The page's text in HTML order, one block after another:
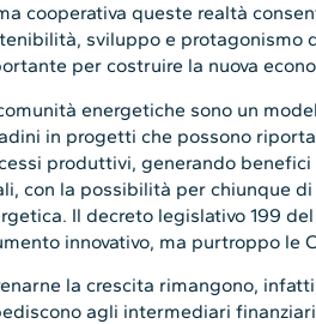
cooperativa queste realtà
sviluppo e protagonismo
per costruire la nuova
energetiche sono un
in progetti che possono
produttivi, generando
con la possibilità per chiunque
Il decreto legislativo 199
innovativo, ma purtroppo le
la crescita rimangono,
agli intermediari